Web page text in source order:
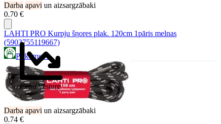
Darba apavi un aizsargzābaki
0.70 €
Cenu vēsture
LAHTI PRO Kurpju šņores plak. 120cm 1pāris melnas
(5903755119667)
Pirkums.lv
Darba apavi un aizsargzābaki
0.74 €